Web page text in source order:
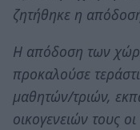
ζητήθηκε η
Η απόδοση των
προκαλούσε
μαθητών/τριών,
οικογενειών τους